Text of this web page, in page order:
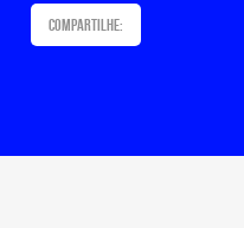
Compartilhe: